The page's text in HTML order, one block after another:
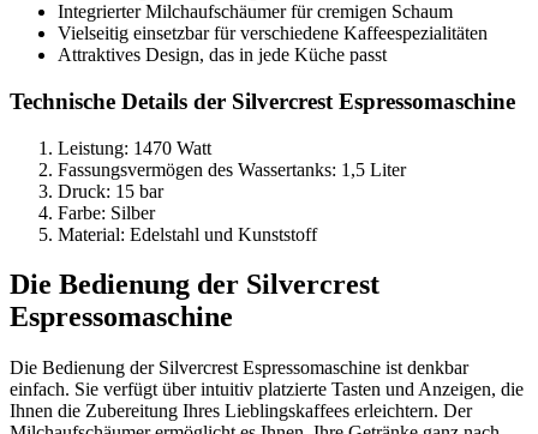
Integrierter Milchaufschäumer für cremigen Schaum
Vielseitig einsetzbar für verschiedene Kaffeespezialitäten
Attraktives Design, das in jede Küche passt
Technische Details der Silvercrest Espressomaschine
Leistung: 1470 Watt
Fassungsvermögen des Wassertanks: 1,5 Liter
Druck: 15 bar
Farbe: Silber
Material: Edelstahl und Kunststoff
Die Bedienung der Silvercrest
Espressomaschine
Die Bedienung der Silvercrest Espressomaschine ist denkbar
einfach. Sie verfügt über intuitiv platzierte Tasten und Anzeigen, die
Ihnen die Zubereitung Ihres Lieblingskaffees erleichtern. Der